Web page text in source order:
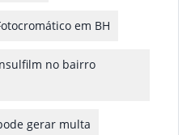
em BH
no bairro
gerar multa